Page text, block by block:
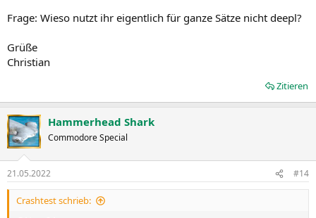
Frage: Wieso nutzt ihr eigentlich für ganze Sätze nicht deepl?
Grüße
Christian
Zitieren
Hammerhead Shark
Commodore Special
21.05.2022 #14
Crashtest schrieb: